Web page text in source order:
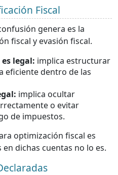
Fiscal
genera es la
fiscal y evasión fiscal.
legal: implica estructurar
eficiente dentro de las
implica ocultar
o evitar
de impuestos.
optimización fiscal es
dichas cuentas no lo es.